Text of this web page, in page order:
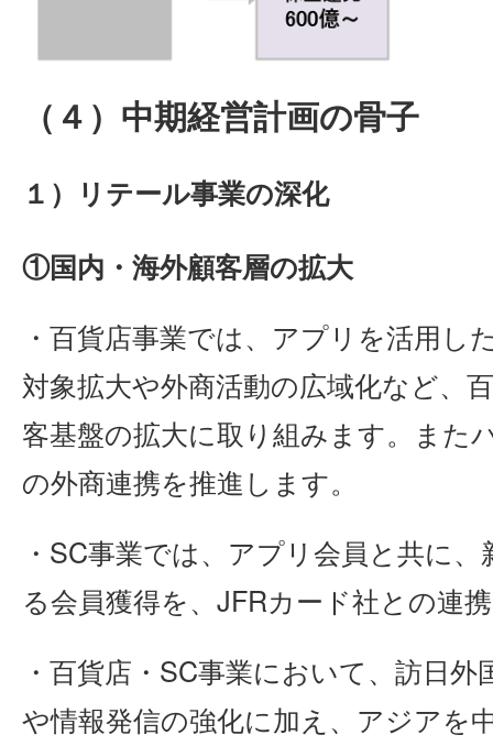
（４）中期経営計画の骨子
１）リテール事業の深化
①国内・海外顧客層の拡大
・百貨店事業では、アプリを活用し
対象拡大や外商活動の広域化など、
客基盤の拡大に取り組みます。また
の外商連携を推進します。
・SC事業では、アプリ会員と共に
る会員獲得を、JFRカード社との連
・百貨店・SC事業において、訪日
や情報発信の強化に加え、アジアを